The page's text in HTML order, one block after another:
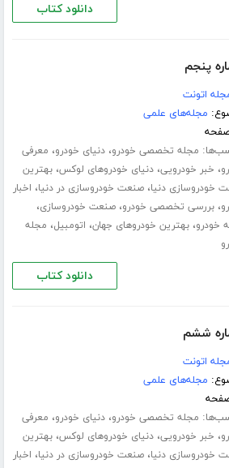
دانلود کتاب
پنجم
اتونت
مجله‌های علمی
مجله تخصصی خودرو،دنیای خودرو، معرفی
، خبر خودرویی،دنیای خودروهای لوکس،بهترین
خودروسازی دنیا،صنعت خودروسازی در دنیا، اخبار
،بررسی تخصصی خودرو،صنعت خودروسازی،
خودرو،بهترین خودروهای جهان، اتومبیل، مجله
دانلود کتاب
ششم
اتونت
مجله‌های علمی
مجله تخصصی خودرو،دنیای خودرو، معرفی
، خبر خودرویی،دنیای خودروهای لوکس،بهترین
خودروسازی دنیا،صنعت خودروسازی در دنیا، اخبار